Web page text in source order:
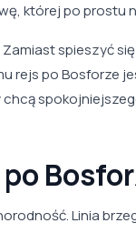
której po prostu
spieszyć
rejs po Bosforze
Linia